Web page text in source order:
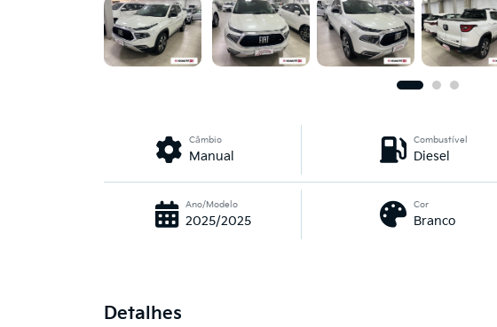
Câmbio
Manual
Combustível
Diesel
Ano/Modelo
2025/2025
Cor
Branco
Detalhes